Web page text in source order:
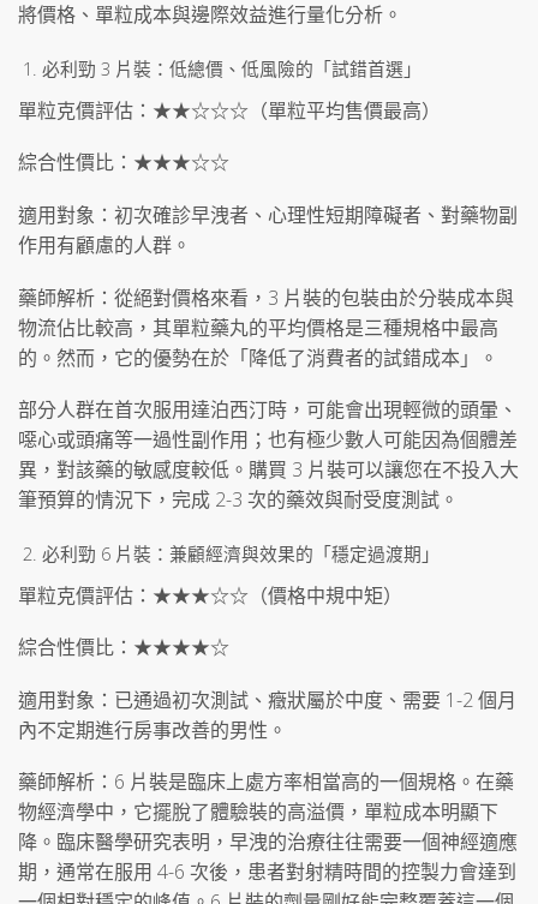
將價格、單粒成本與邊際效益進行量化分析。
必利勁 3 片裝：低總價、低風險的「試錯首選」
單粒克價評估：★★☆☆☆（單粒平均售價最高）
綜合性價比：★★★☆☆
適用對象：初次確診早洩者、心理性短期障礙者、對藥物副
作用有顧慮的人群。
藥師解析：從絕對價格來看，3 片裝的包裝由於分裝成本與
物流佔比較高，其單粒藥丸的平均價格是三種規格中最高
的。然而，它的優勢在於「降低了消費者的試錯成本」。
部分人群在首次服用達泊西汀時，可能會出現輕微的頭暈、
噁心或頭痛等一過性副作用；也有極少數人可能因為個體差
異，對該藥的敏感度較低。購買 3 片裝可以讓您在不投入大
筆預算的情況下，完成 2-3 次的藥效與耐受度測試。
必利勁 6 片裝：兼顧經濟與效果的「穩定過渡期」
單粒克價評估：★★★☆☆（價格中規中矩）
綜合性價比：★★★★☆
適用對象：已通過初次測試、癥狀屬於中度、需要 1-2 個月
內不定期進行房事改善的男性。
藥師解析：6 片裝是臨床上處方率相當高的一個規格。在藥
物經濟學中，它擺脫了體驗裝的高溢價，單粒成本明顯下
降。臨床醫學研究表明，早洩的治療往往需要一個神經適應
期，通常在服用 4-6 次後，患者對射精時間的控製力會達到